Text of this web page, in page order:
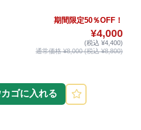
期間限定50％OFF！
¥4,000
(税込 ¥4,400)
通常価格 ¥8,000 (税込 ¥8,800)
カゴに入れる